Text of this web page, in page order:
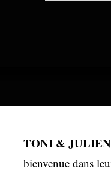
TONI& JULIEN
bienvenue dans